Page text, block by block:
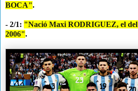
BOCA".
- 2/1: "Nació Maxi RODRIGUEZ, el del
2006".